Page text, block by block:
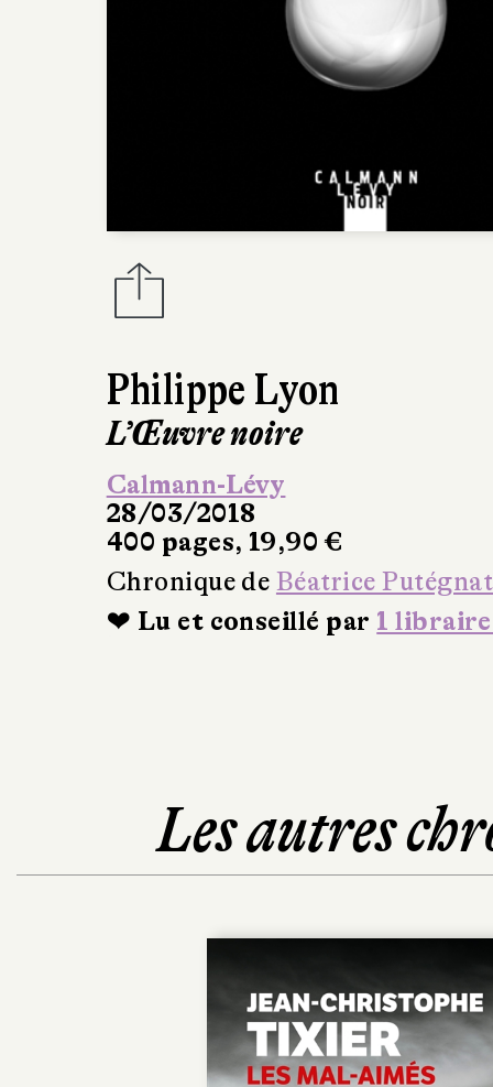
Philippe Lyon
L’Œuvre noire
Calmann-Lévy
28/03/2018
400 pages, 19,90 €
Chronique de Béatrice Putégnat
❤ Lu et conseillé par 1
Les autres